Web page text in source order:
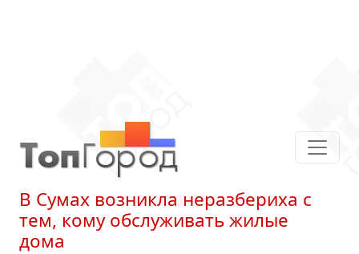
В Сумах возникла неразбериха с
тем, кому обслуживать жилые
дома